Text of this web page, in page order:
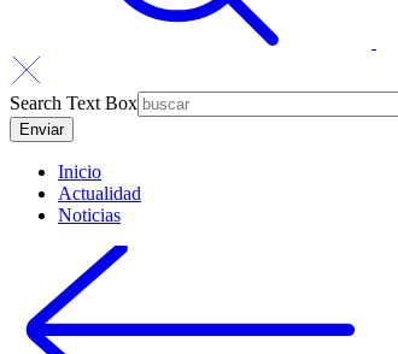
Search Text Box
Inicio
Actualidad
Noticias